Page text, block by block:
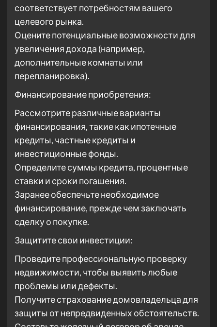
соответствует потребностям вашего
целевого рынка.
Оцените потенциальные возможности для
увеличения дохода (например,
дополнительные комнаты или
перепланировка).
Финансирование приобретения:
Рассмотрите различные варианты
финансирования, такие как ипотечные
кредиты, частные кредиты и
инвестиционные фонды.
Определите суммы кредита, процентные
ставки и сроки погашения.
Заранее обеспечьте необходимое
финансирование, прежде чем заключать
сделку о покупке.
Защитите свои инвестиции:
Проведите профессиональную проверку
недвижимости, чтобы выявить любые
проблемы или дефекты.
Получите страхование домовладельца для
защиты от непредвиденных обстоятельств.